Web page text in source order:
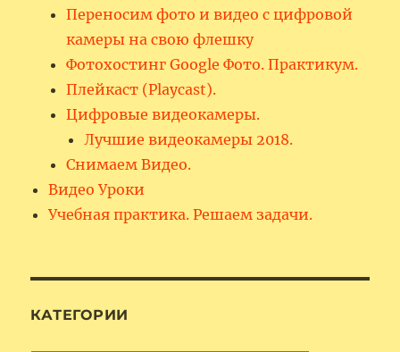
Переносим фото и видео с цифровой
камеры на свою флешку
Фотохостинг Google Фото. Практикум.
Плейкаст (Playcast).
Цифровые видеокамеры.
Лучшие видеокамеры 2018.
Снимаем Видео.
Видео Уроки
Учебная практика. Решаем задачи.
КАТЕГОРИИ